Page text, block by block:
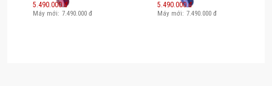
5.490.000 đ
Máy mới: 7.490.000 đ
5.490.000 đ
Máy mới: 7.490.000đ